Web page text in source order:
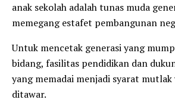
anak sekolah adalah tunas muda
memegang estafet pembangunan
Untuk mencetak generasi yang
bidang, fasilitas pendidikan dan
yang memadai menjadi syarat mutlak
ditawar.